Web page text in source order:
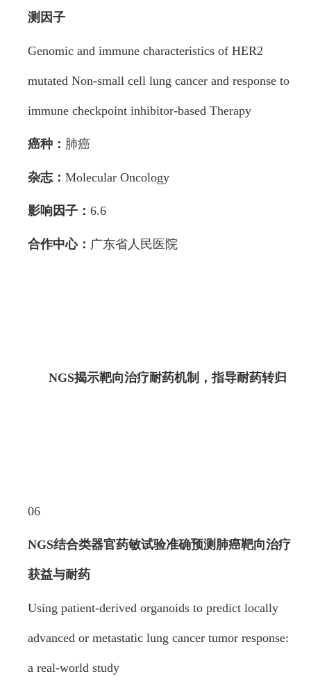
测因子
Genomic and immune characteristics of HER2
mutated Non-small cell lung cancer and response to
immune checkpoint inhibitor-based Therapy
癌种： 肺癌
杂志： Molecular Oncology
影响因子： 6.6
合作中心： 广东省人民医院
NGS揭示靶向治疗耐药机制，指导耐药转归
06
NGS结合类器官药敏试验准确预测肺癌靶向治疗
获益与耐药
Using patient-derived organoids to predict locally
advanced or metastatic lung cancer tumor response:
a real-world study